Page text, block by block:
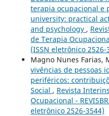
terapia ocupacional e
university: practical
and psychology ,
de Terapia
(ISSN eletrônico 2526-
Magno Nunes Farias,
vivências de pessoas
periféricos:
Social , Revista
Ocupacional -
eletrônico 2526-3544)